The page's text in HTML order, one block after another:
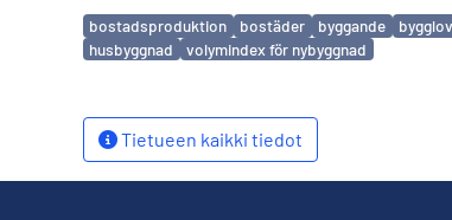
Avainsanat
bostadsproduktion bostäder byggande bygglov
husbyggnad
volymindex för nybyggnad
Tietueen kaikki tiedot